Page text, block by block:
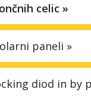
celic »
paneli »
diod in by